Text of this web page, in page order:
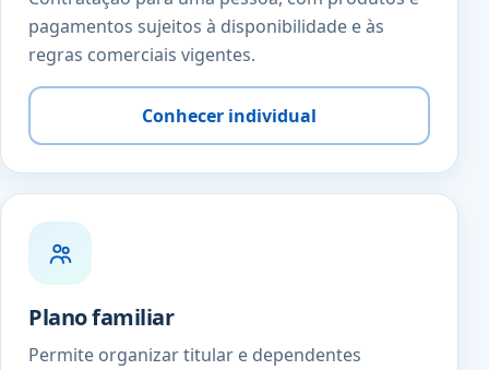
pagamentos sujeitos à disponibilidade e às
regras comerciais vigentes.
Conhecer individual
Plano familiar
Permite organizar titular e dependentes